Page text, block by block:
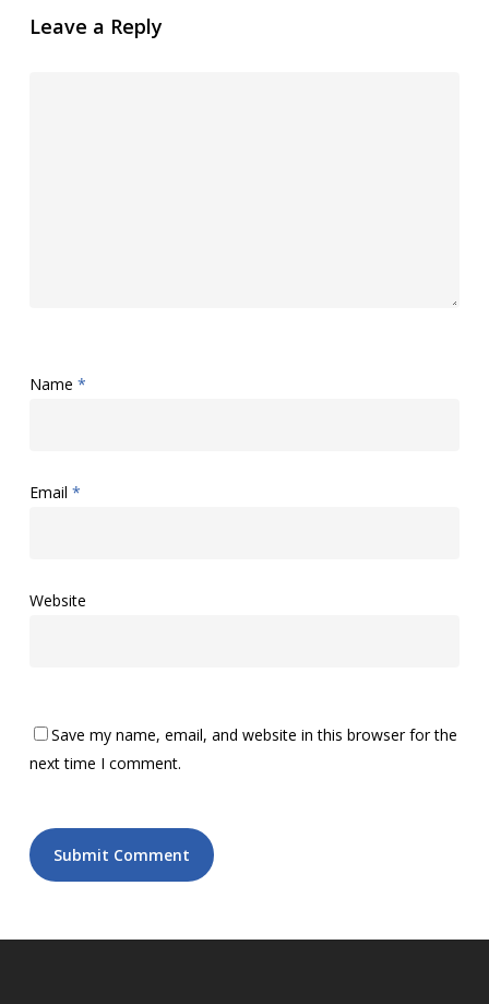
Leave a Reply
Name *
Email *
Website
Save my name, email, and website in this browser for the
next time I comment.